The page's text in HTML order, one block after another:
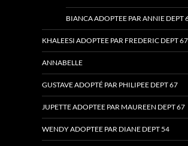
BIANCA ADOPTEE PAR ANNIE DEPT
KHALEESI ADOPTEE PAR FREDERIC DEPT 67
ANNABELLE
GUSTAVE ADOPTÉ PAR PHILIPEE DEPT 67
JUPETTE ADOPTEE PAR MAUREEN DEPT 67
WENDY ADOPTEE PAR DIANE DEPT 54